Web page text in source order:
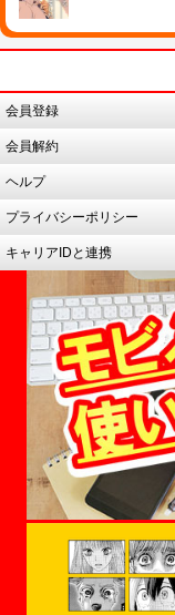
会員登録
会員解約
ヘルプ
プライバシーポリシー
キャリアIDと連携